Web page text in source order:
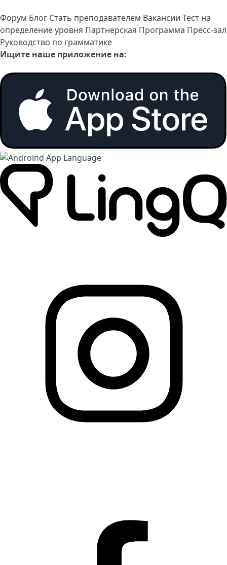
Форум Блог Стать преподавателем Вакансии Тест на
определение уровня Партнерская Программа Пресс-зал
Руководство по грамматике
Ищите наше приложение на: